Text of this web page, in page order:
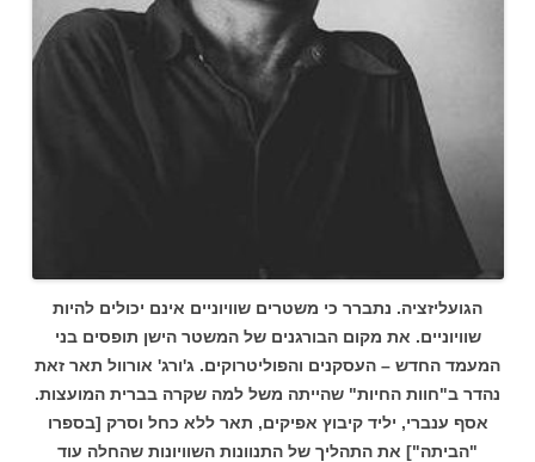
הגועליזציה. נתברר כי משטרים שוויוניים אינם יכולים להיות
שוויוניים. את מקום הבורגנים של המשטר הישן תופסים בני
המעמד החדש – העסקנים והפוליטרוקים. ג'ורג' אורוול תאר זאת
נהדר ב"חוות החיות" שהייתה משל למה שקרה בברית המועצות.
אסף ענברי, יליד קיבוץ אפיקים, תאר ללא כחל וסרק [בספרו
"הביתה"] את התהליך של התנוונות השוויונות שהחלה עוד